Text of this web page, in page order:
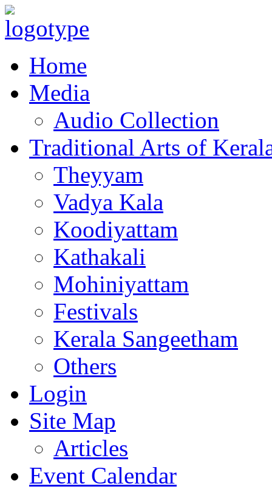
Home
Media
Audio Collection
Traditional Arts of
Theyyam
Vadya Kala
Koodiyattam
Kathakali
Mohiniyattam
Festivals
Kerala Sangeetham
Others
Login
Site Map
Articles
Event Calendar